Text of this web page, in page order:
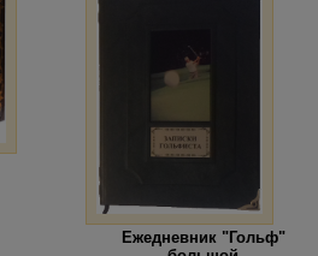
Ежедневник "Гольф"